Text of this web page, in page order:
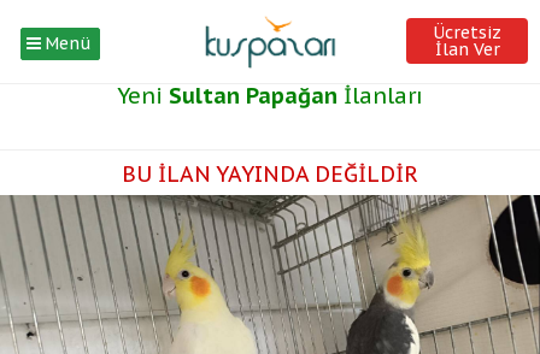
Menü Ücretsiz
İlan Ver
Yeni Sultan Papağan İlanları
BU İLAN YAYINDA DEĞİLDİR